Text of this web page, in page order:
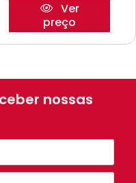
Ver
preço
nossas